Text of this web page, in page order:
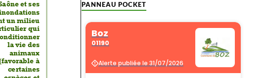
PANNEAU POCKET